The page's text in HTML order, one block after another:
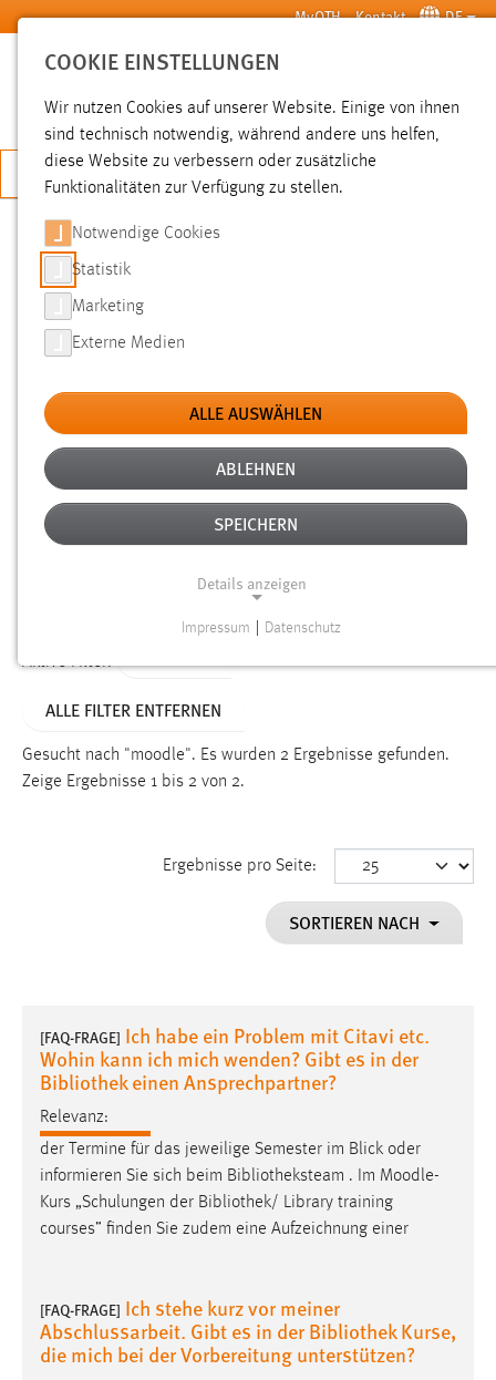
Zum Hauptinhalt springen MyOTH Kontakt DE
SUCHE
JETZT BEWERBEN
SUCHE
FILTER
Typ
Erstellungsdatum
Alter
Aktive Filter:
ALLE FILTER ENTFERNEN
Gesucht nach "moodle". Es wurden 2 Ergebnisse gefunden.
Zeige Ergebnisse 1 bis 2 von 2.
Ergebnisse pro Seite:
SORTIEREN NACH
[FAQ-FRAGE] Ich habe ein Problem mit Citavi etc.
Wohin kann ich mich wenden? Gibt es in der
Bibliothek einen Ansprechpartner?
Relevanz:
der Termine für das jeweilige Semester im Blick oder
informieren Sie sich beim Bibliotheksteam . Im Moodle-
Kurs „Schulungen der Bibliothek/ Library training
courses” finden Sie zudem eine Aufzeichnung einer
[FAQ-FRAGE] Ich stehe kurz vor meiner
Abschlussarbeit. Gibt es in der Bibliothek Kurse,
die mich bei der Vorbereitung unterstützen?
COOKIE EINSTELLUNGEN
Wir nutzen Cookies auf unserer Website. Einige von ihnen
sind technisch notwendig, während andere uns helfen,
diese Website zu verbessern oder zusätzliche
Funktionalitäten zur Verfügung zu stellen.
Notwendige Cookies
Statistik
Marketing
Externe Medien
ALLE AUSWÄHLEN
ABLEHNEN
SPEICHERN
Details anzeigen
Funktionen und sind für die einwandfreie Funktion der
Einverständnis
cookie_consent
Dieser Cookie speichert die ausgewählten Einverständnis-
Performance
Name:
staticfilecache
Zweck:
Für performante Seitenauslieferung wird in diesem Cookie
gespeichert, ob man eingeloggt ist.
Sprachpräferenz
Name:
site-language-preference
Impressum Datenschutz